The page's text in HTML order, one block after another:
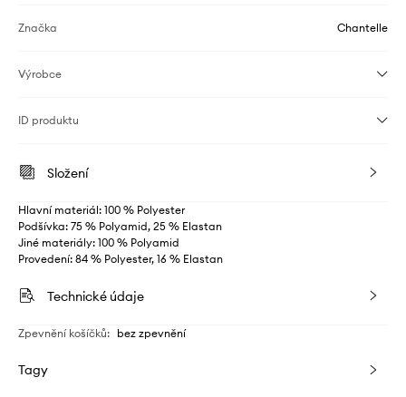
Značka Chantelle
Výrobce
ID produktu
Složení
Hlavní materiál: 100 % Polyester
Podšívka: 75 % Polyamid, 25 % Elastan
Jiné materiály: 100 % Polyamid
Provedení: 84 % Polyester, 16 % Elastan
Technické údaje
Zpevnění košíčků: bez zpevnění
Tagy